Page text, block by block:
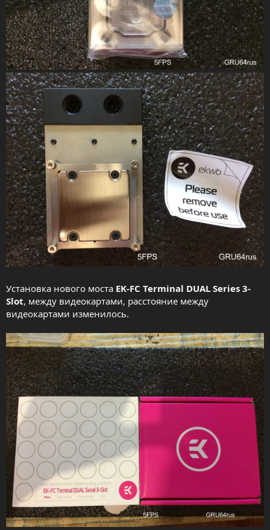
Установка нового моста EK-FC Terminal DUAL Series 3-
Slot, между видеокартами, расстояние между
видеокартами изменилось.